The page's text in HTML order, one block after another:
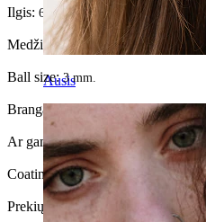
Ausis
Ilgis: 6 mm
Medžiaga:Chirurginis plienas
Ball size:3 mm.
Brangakmenio tipas: Kubinis cirkonis
Ar gaminys yra priklijuotas?:Taip
Coating type:Anodized
Prekių kiekis: 1